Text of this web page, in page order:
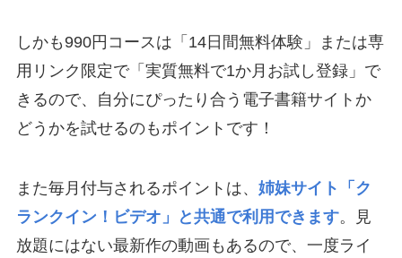
しかも990円コースは「14日間無料体験」または専
用リンク限定で「実質無料で1か月お試し登録」で
きるので、自分にぴったり合う電子書籍サイトか
どうかを試せるのもポイントです！
また毎月付与されるポイントは、 姉妹サイト「ク
ランクイン！ビデオ」と共通で利用できます。見
放題にはない最新作の動画もあるので、一度ライ